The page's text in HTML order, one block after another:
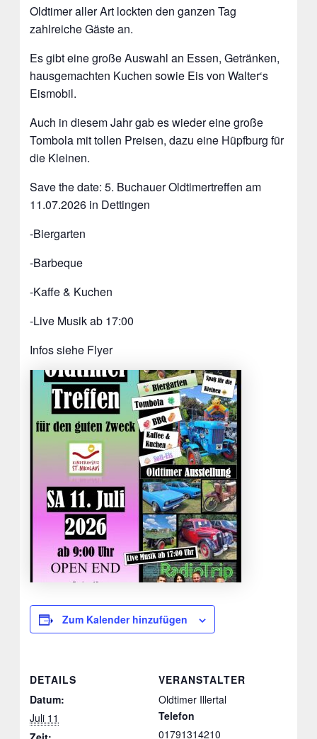
Oldtimer aller Art lockten den ganzen Tag
zahlreiche Gäste an.
Es gibt eine große Auswahl an Essen, Getränken,
hausgemachten Kuchen sowie Eis von Walter‘s
Eismobil.
Auch in diesem Jahr gab es wieder eine große
Tombola mit tollen Preisen, dazu eine Hüpfburg für
die Kleinen.
Save the date: 5. Buchauer Oldtimertreffen am
11.07.2026 in Dettingen
-Biergarten
-Barbeque
-Kaffe & Kuchen
-Live Musik ab 17:00
Infos siehe Flyer
Zum Kalender hinzufügen
DETAILS
Datum:
Juli 11
VERANSTALTER
Oldtimer Illertal
Telefon
01791314210